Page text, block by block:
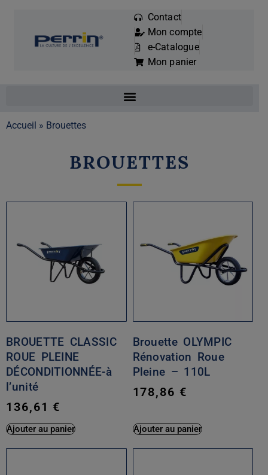
Mots
clés
:
Contact
Mon compte
e-Catalogue
Mon panier
Accueil » Brouettes
BROUETTES
BROUETTE CLASSIC
ROUE PLEINE
DÉCONDITIONNÉE-à
l’unité
136,61 €
Ajouter au panier
Brouette OLYMPIC
Rénovation Roue
Pleine – 110L
178,86 €
Ajouter au panier